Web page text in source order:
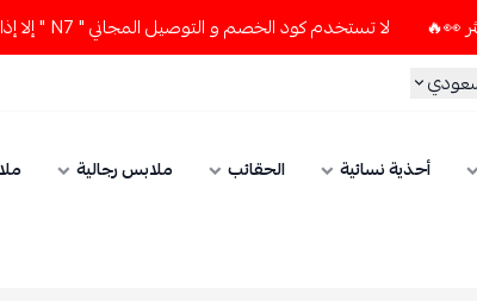
لا تستخدم كود الخصم و التوصيل المجاني " N7 " إلا إذا طلبت قطعتين أو أكثر 👀🔥
أحذية نسائية الحقائب ملابس رجالية